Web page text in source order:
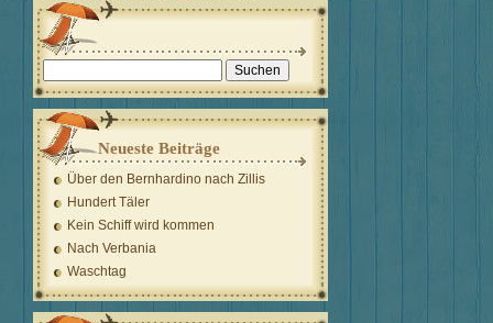
Suchen
nach:
Neueste Beiträge
Über den Bernhardino nach Zillis
Hundert Täler
Kein Schiff wird kommen
Nach Verbania
Waschtag